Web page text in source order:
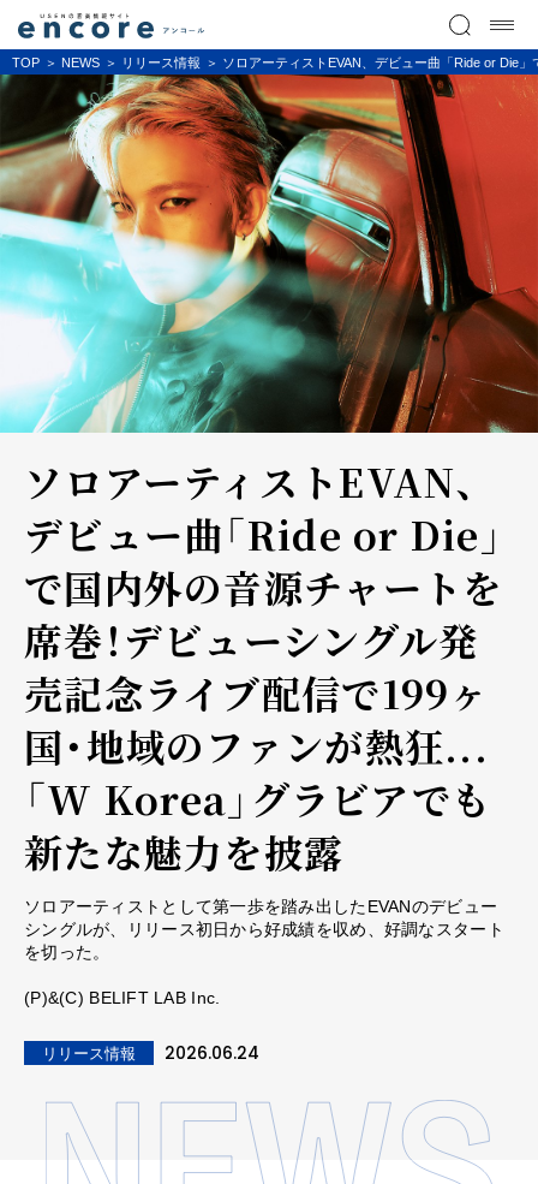
TOP NEWS リリース情報 ソロアーティストEVAN、デビュー曲「Ride or Die
ソロアーティストEVAN、
デビュー曲「Ride or Die」
で国内外の音源チャートを
席巻！デビューシングル発
売記念ライブ配信で199ヶ
国・地域のファンが熱狂...
「W Korea」グラビアでも
新たな魅力を披露
ソロアーティストとして第一歩を踏み出したEVANのデビュー
シングルが、リリース初日から好成績を収め、好調なスタート
を切った。
(P)&(C) BELIFT LAB Inc.
リリース情報 2026.06.24